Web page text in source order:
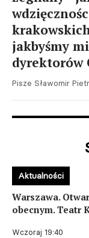
jakbyśmy
dyrektorów
Pisze Sławomir
Warszawa.
obecnym. Teatr
Wczoraj 19:40
Aktualności